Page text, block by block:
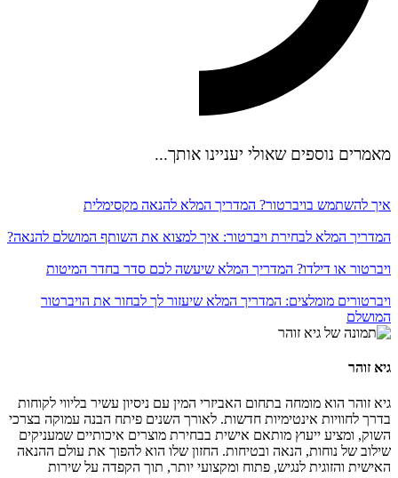
מאמרים נוספים שאולי יעניינו אותך...
איך להשתמש בויברטור? המדריך המלא להנאה מקסימלית
המדריך המלא לבחירת ויברטור: איך למצוא את השותף המושלם להנאה?
ויברטור או דילדו? המדריך המלא שיעשה לכם סדר בחדר המיטות
ויברטורים מומלצים: המדריך המלא שיעזור לך לבחור את הויברטור
המושלם
גיא זוהר
גיא זוהר הוא מומחה בתחום האביזרי המין עם ניסיון עשיר בליווי לקוחות
בדרך לחוויות אינטימיות חדשות. לאורך השנים פיתח הבנה עמוקה בצרכי
השוק, ומציע ייעוץ מותאם אישית בבחירת מוצרים איכותיים שמעניקים
שילוב של נוחות, הנאה ובטיחות. החזון שלו הוא להפוך את עולם ההנאה
האישית והזוגית לנגיש, פתוח ומקצועי יותר, תוך הקפדה על שירות